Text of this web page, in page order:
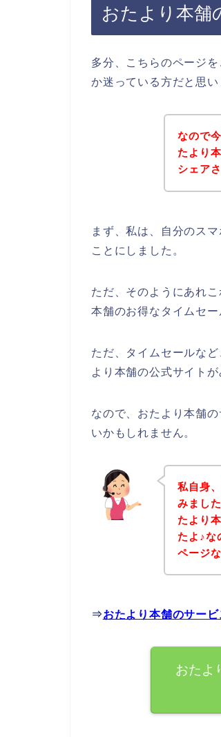
おたより本舗
多分、こちらのページ
か迷っている方だと思い
なので
たより
シェア
まず、私は、自分のス
ことにしました。
ただ、そのようにあれ
本舗のお得なタイムセ
ただ、タイムセールな
より本舗の公式サイト
なので、おたより本舗
いかもしれません。
私自身
みまし
たより
たよ♪な
ページ
⇒おたより本舗のサー
おたよ